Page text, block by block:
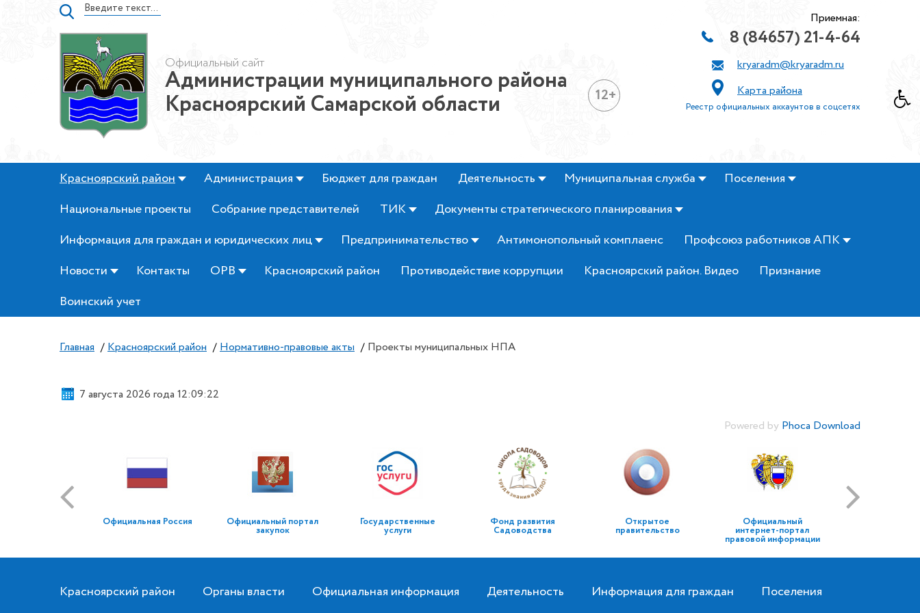
Официальный сайт
Администрации муниципального района
Красноярский Самарской области 12+
Приемная:
8 (84657) 21-4-64
kryaradm@kryaradm.ru
Карта района
Реестр официальных аккаунтов в соцсетях
Красноярский район Администрация Бюджет для граждан Деятельность Муниципальная служба
Поселения
Национальные проекты
Собрание представителей ТИК
Документы стратегического планирования
Информация для граждан и юридических лиц
Предпринимательство Антимонопольный комплаенс
Профсоюз работников АПК
Новости
Контакты ОРВ Красноярский район Противодействие коррупции Красноярский район. Видео
Признание
Воинский учет
Главная / Красноярский район / Нормативно-правовые акты / Проекты муниципальных НПА
7 августа 2026 года 12:09:22
Powered by Phoca Download
Официальная Россия Официальный портал
закупок
Государственные
услуги
Фонд развития
Садоводства
Открытое
правительство
Официальный
интернет-портал
правовой информации
Красноярский район Органы власти Официальная информация Деятельность Информация для граждан Поселения